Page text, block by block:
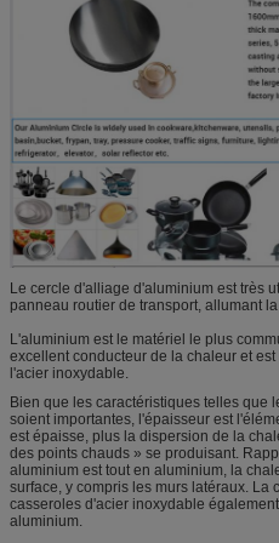
Le cercle d'alliage d'aluminium est très
panneau routier de transport, allumant
L'aluminium est le matériel le plus
excellent conducteur de la chaleur et
l'acier inoxydable.
Bien que les caractéristiques telles que
soient importantes, l'épaisseur est
est épaisse, plus la dispersion de la
des points chauds » se produisant.
aluminium est tout en aluminium, la
surface, y compris les murs latéraux.
casseroles d'acier inoxydable
aluminium.